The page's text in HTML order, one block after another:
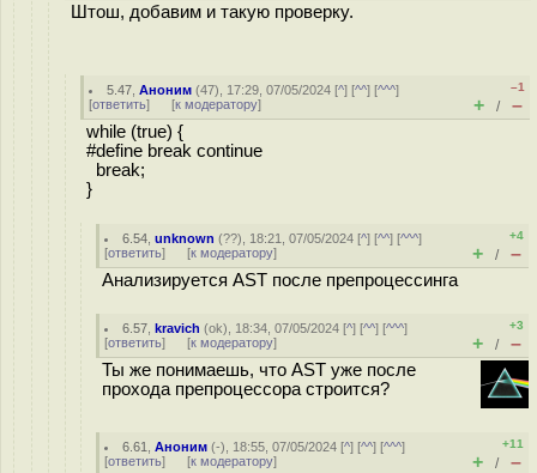
Штош, добавим и такую проверку.
5.47 ,Аноним (47), 17:29, 07/05/2024 [^] [^^] [^^^]
[ответить] [к модератору]
–1
+ / –
while (true) {
#define break continue
break;
}
6.54 ,unknown (??), 18:21, 07/05/2024 [^] [^^] [^^^]
[ответить] [к модератору]
+4
+ / –
Анализируется AST после препроцессинга
6.57 ,kravich (ok), 18:34, 07/05/2024 [^] [^^] [^^^]
[ответить] [к модератору]
+3
+ / –
Ты же понимаешь, что AST уже после
прохода препроцессора строится?
6.61 ,Аноним (-), 18:55, 07/05/2024 [^] [^^] [^^^]
[ответить] [к модератору]
+11
+ / –